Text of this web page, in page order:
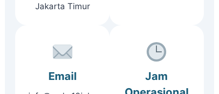
Jakarta Timur
Email
Jam